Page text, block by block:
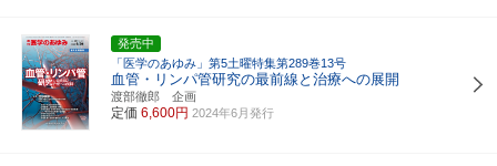
発売中
「医学のあゆみ」第5土曜特集第289巻13号
血管・リンパ管研究の最前線と治療への展開
渡部徹郎 企画
定価 6,600円 2024年6月発行